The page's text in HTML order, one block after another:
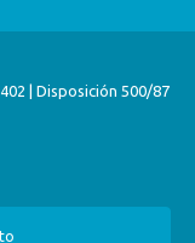
| Disposición 500/87